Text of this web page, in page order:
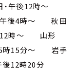
日・午後12時～
・午後4時～ 秋田
後12時～ 山形
後5時15分～ 岩手
後12時20分